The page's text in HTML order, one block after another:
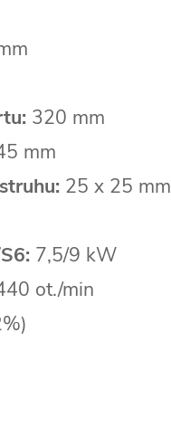
320 mm
mm
25 x 25 mm
7,5/9 kW
ot./min